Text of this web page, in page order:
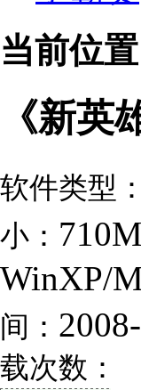
当前位
《新
软件类型：
小：
WinXP/
间：
载次数：